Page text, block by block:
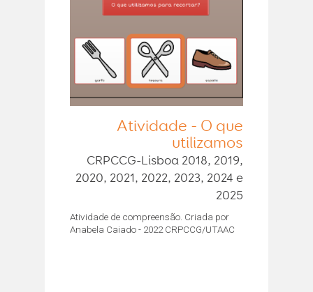
Atividade - O que
utilizamos
CRPCCG-Lisboa 2018, 2019,
2020, 2021, 2022, 2023, 2024 e
2025
Atividade de compreensão. Criada por
Anabela Caiado - 2022 CRPCCG/UTAAC